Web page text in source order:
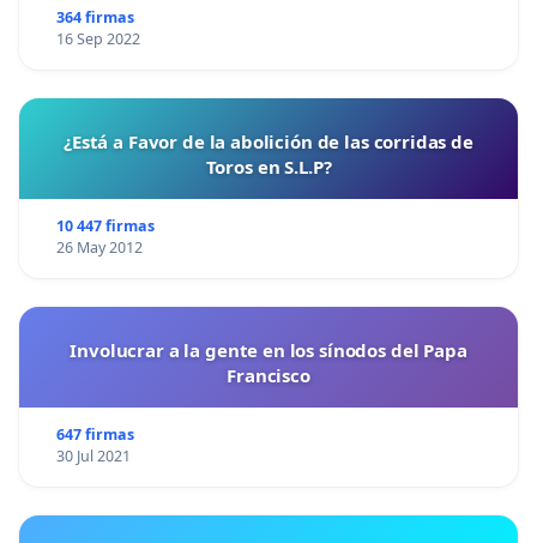
364 firmas
16 Sep 2022
¿Está a Favor de la abolición de las corridas de
Toros en S.L.P?
10 447 firmas
26 May 2012
Involucrar a la gente en los sínodos del Papa
Francisco
647 firmas
30 Jul 2021